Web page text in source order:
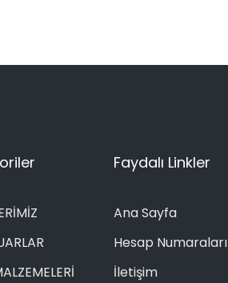
Faydalı Linkler
Ana Sayfa
Hesap Numaraları
İletişim